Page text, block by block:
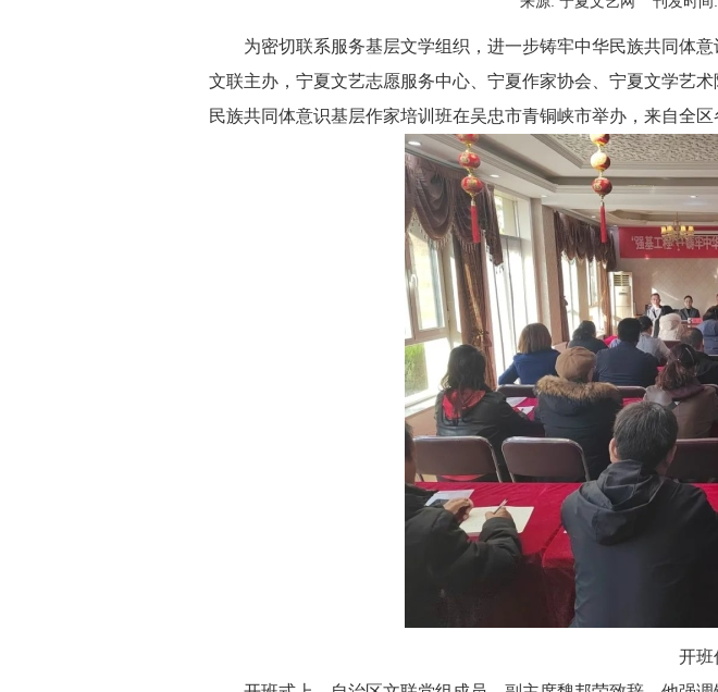
为密切联系服务基层文学组织，进一步铸牢中华民族共同体意
文联主办，宁夏文艺志愿服务中心、宁夏作家协会、宁夏文学艺
民族共同体意识基层作家培训班在吴忠市青铜峡市举办，来自全
开班